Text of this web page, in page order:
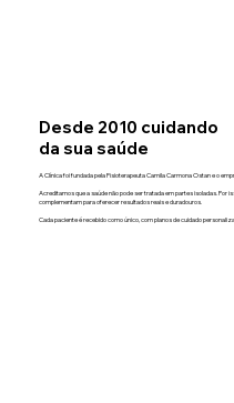
Desde 2010 cuidando
da sua saúde
A Clínica foi fundada pela Fisioterapeuta Camila Carmona Ostan e o
Acreditamos que a saúde não pode ser tratada em partes isoladas. Por
complementam para oferecer resultados reais e duradouros.
Cada paciente é recebido como único, com planos de cuidado